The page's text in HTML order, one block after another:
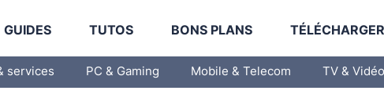
GUIDES TUTOS BONS PLANS
services PC & Gaming Mobile & Telecom TV & Vidéo